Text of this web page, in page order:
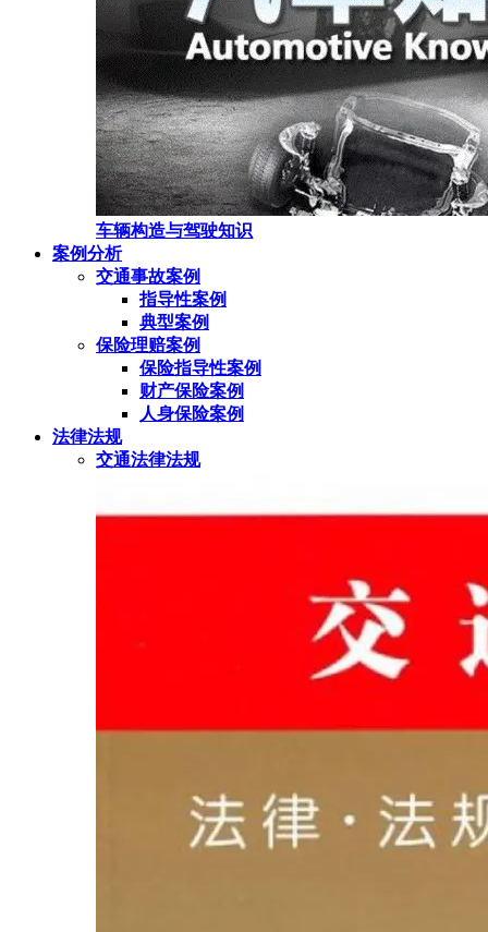
车辆构造与驾驶知识
案例分析
交通事故案例
指导性案例
典型案例
保险理赔案例
保险指导性案例
财产保险案例
人身保险案例
法律法规
交通法律法规